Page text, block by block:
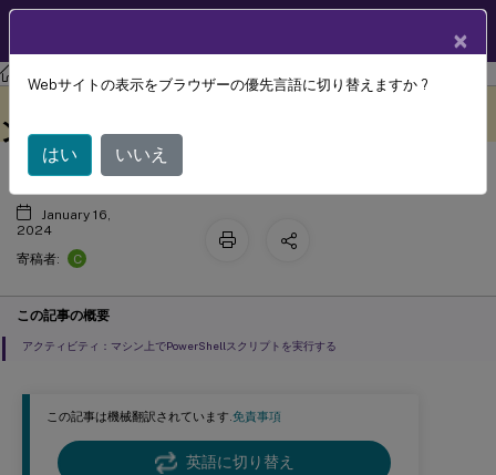
Citrix ITSM アダプターサービス
この記事は機械翻訳されています.免責事項
英語に切り替え
カスタムアクティビティ、アクショ
ン、テーブル
January 16,
2024
寄稿者:
C
この記事の概要
アクティビティ：マシン上でPowerShellスクリプトを実行する
×
Webサイトの表示をブラウザーの優先言語に切り替えますか ?
はい いいえ